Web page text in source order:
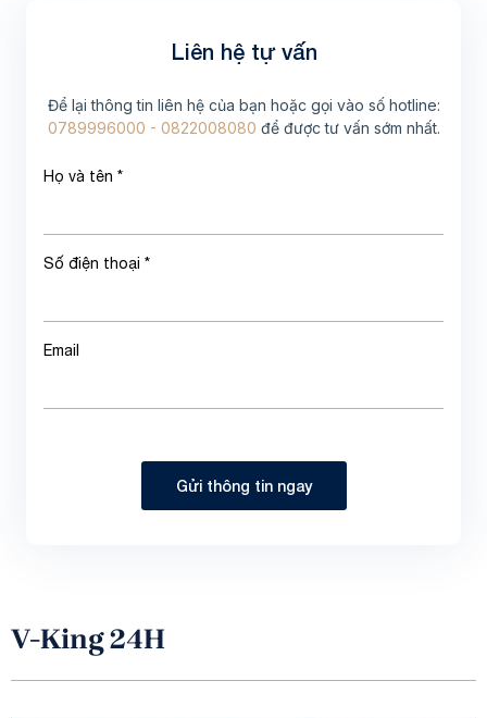
Liên hệ tự vấn
Để lại thông tin liên hệ của bạn hoặc gọi vào số hotline:
0789996000 - 0822008080 để được tư vấn sớm nhất.
Họ và tên *
Số điện thoại *
Email
Gửi thông tin ngay
V-King 24H